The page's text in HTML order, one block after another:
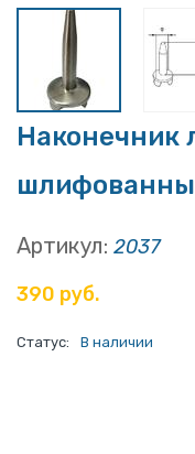
Наконечник
Артикул: 2037
390 руб.
Статус: В наличии